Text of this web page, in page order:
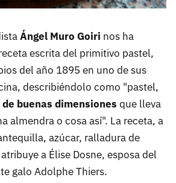
Ángel Muro Goiri nos ha
escrita del primitivo pastel,
del año 1895 en uno de sus
describiéndolo como "pastel,
buenas dimensiones que lleva
almendra o cosa así". La receta, a
azúcar, ralladura de
a Élise Dosne, esposa del
galo Adolphe Thiers.